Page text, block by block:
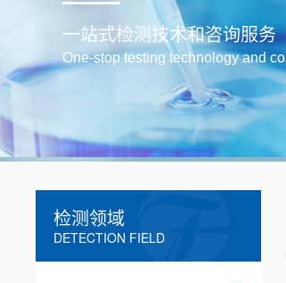
一站式检测技术和咨询服务
One-stop testing technology and
检测领域
DETECTION FIELD